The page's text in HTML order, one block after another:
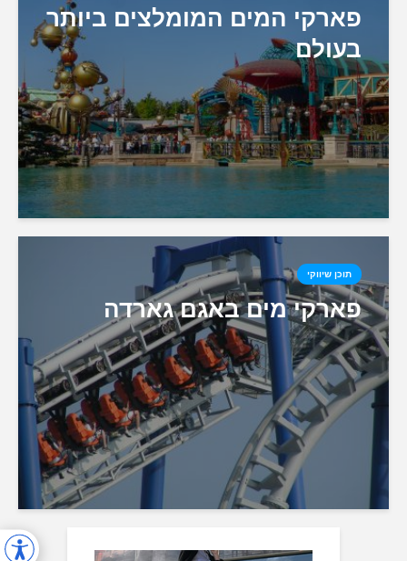
פארקי המים המומלצים ביותר
בעולם
תוכן שיווקי
פארקי מים באגם גארדה